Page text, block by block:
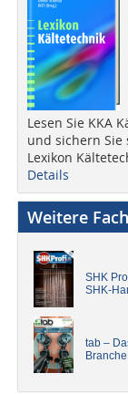
Lesen Sie KKA
und sichern Sie
Lexikon
Details
Weitere
SHK
SHK-
tab –
Branche